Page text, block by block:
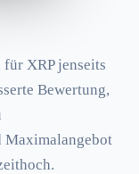
XRP jenseits
Bewertung,
Maximalangebot